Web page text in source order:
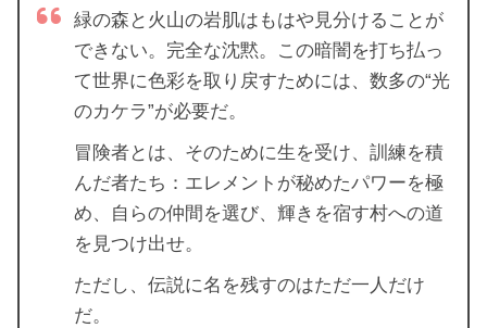
緑の森と火山の岩肌はもはや見分けることが
できない。完全な沈黙。この暗闇を打ち払っ
て世界に色彩を取り戻すためには、数多の“光
のカケラ”が必要だ。
冒険者とは、そのために生を受け、訓練を積
んだ者たち：エレメントが秘めたパワーを極
め、自らの仲間を選び、輝きを宿す村への道
を見つけ出せ。
ただし、伝説に名を残すのはただ一人だけ
だ。